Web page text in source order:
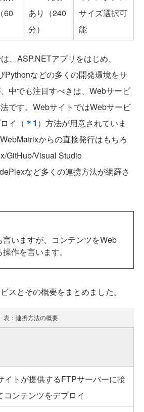
60
あり（240
分）
サイズ選択可
能
、ASP.NETアプリをはじめ、
Pythonなどの多くの開発環境をサ
中でも注目すべきは、Webサービ
です。WebサイトではWebサービ
イ（ ＊1 ）方法が用意されていま
からの直接発行はもちろ
GitHub/Visual Studio
など多くの連携方法が網羅さ
いますが、コンテンツをWeb
作を言います。
スとその概要をまとめました。
表：連携方法の概要
イトが提供するFTPサーバーに接
コンテンツをデプロイ